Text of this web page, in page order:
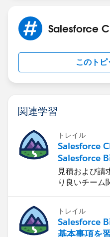
Salesforce
このト
関連学習
トレイル
Salesforce
Salesforce
したリード-
見積および請
り良いチーム
トレイル
Salesforce
基本事項を